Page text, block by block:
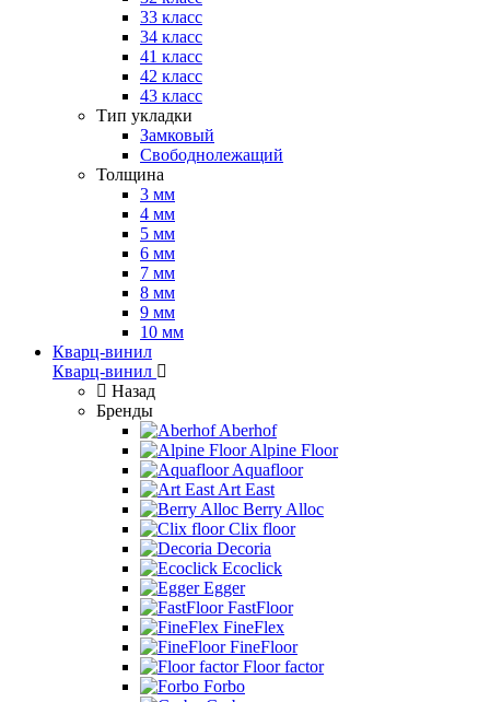
33 класс
34 класс
41 класс
42 класс
43 класс
Тип укладки
Замковый
Свободнолежащий
Толщина
3 мм
4 мм
5 мм
6 мм
7 мм
8 мм
9 мм
10 мм
Кварц-винил
Кварц-винил
Назад
Бренды
Aberhof
Alpine Floor
Aquafloor
Art East
Berry Alloc
Clix floor
Decoria
Ecoclick
Egger
FastFloor
FineFlex
FineFloor
Floor factor
Forbo